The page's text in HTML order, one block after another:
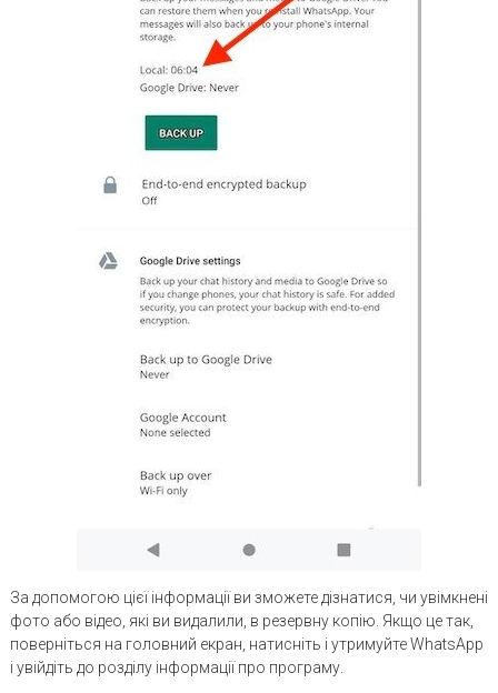
За допомогою цієї інформації ви зможете дізнатися, чи увімкнені
фото або відео, які ви видалили, в резервну копію. Якщо це так,
поверніться на головний екран, натисніть і утримуйте WhatsApp
і увійдіть до розділу інформації про програму.